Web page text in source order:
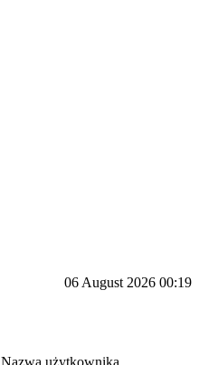
06 August 2026 00:19
Nazwa użytkownika